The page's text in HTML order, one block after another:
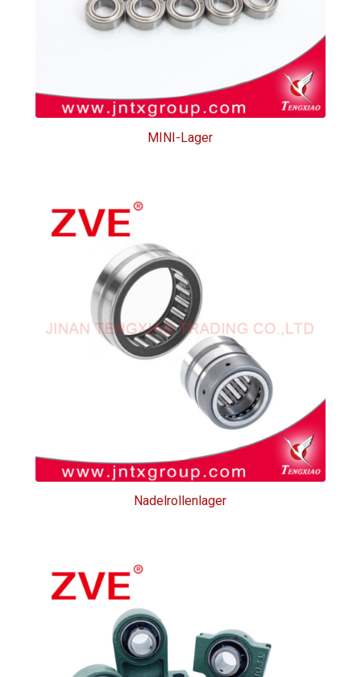
MINI-Lager
Nadelrollenlager
Nadelrollenlager